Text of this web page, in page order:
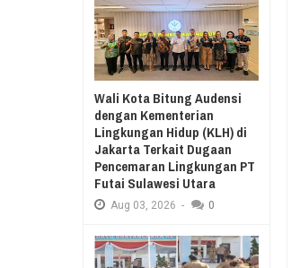
Aug
RESES II
Aug
Wali Kota Bitung Audensi
dengan Kementerian
Lingkungan Hidup (KLH) di
Jakarta Terkait Dugaan
Pencemaran Lingkungan PT
Futai Sulawesi Utara
Aug 03, 2026 - 0